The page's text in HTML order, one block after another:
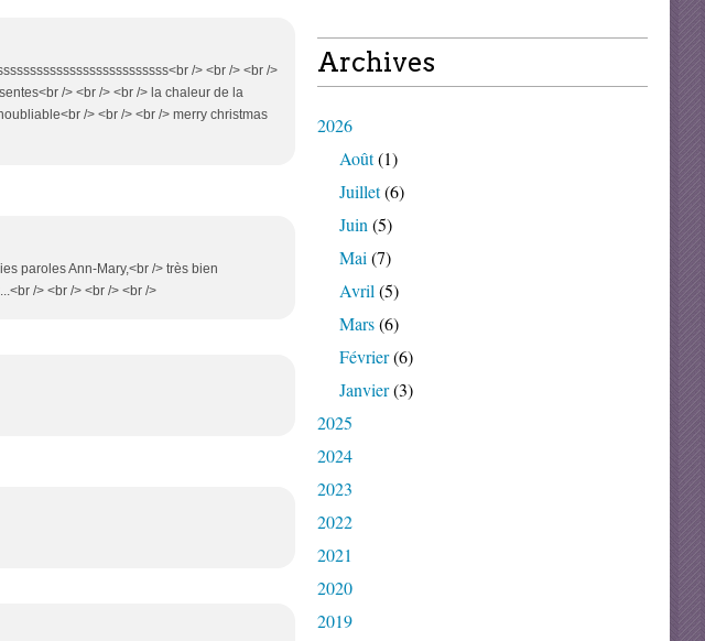
/> <br /> <br />
/> <br /> <br /> la chaleur de la
/> <br /> <br /> merry christmas
paroles Ann-Mary,<br /> très bien
/> <br /> <br /> <br />
Archives
2026
Août(1)
Juillet(6)
Juin (5)
Mai (7)
Avril (5)
Mars(6)
Février(6)
Janvier(3)
2025
2024
2023
2022
2021
2020
2019